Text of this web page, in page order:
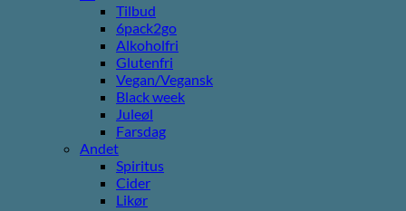
Tilbud
6pack2go
Alkoholfri
Glutenfri
Vegan/Vegansk
Black week
Juleøl
Farsdag
Andet
Spiritus
Cider
Likør